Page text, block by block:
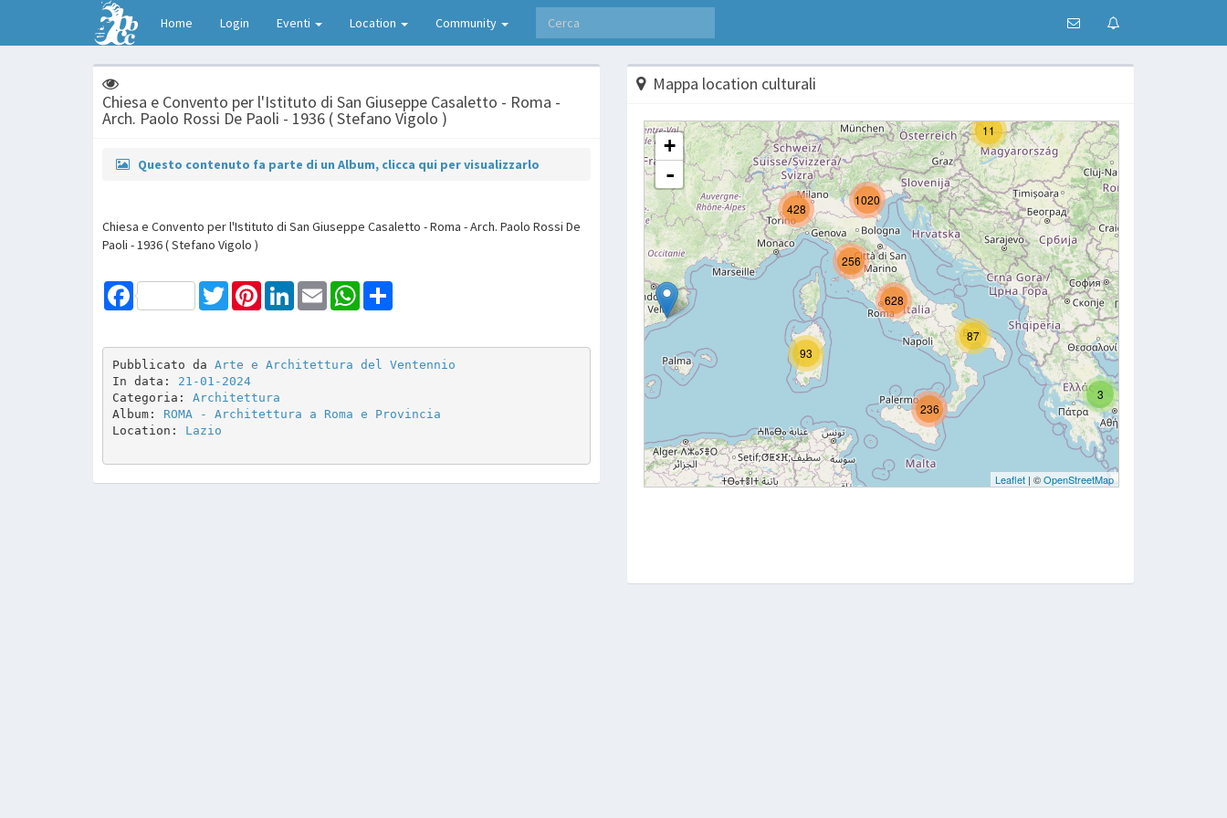
Home Login Eventi Location Community
Chiesa e Convento per l'Istituto di San Giuseppe Casaletto - Roma -
Arch. Paolo Rossi De Paoli - 1936 ( Stefano Vigolo )
Questo contenuto fa parte di un Album, clicca qui per visualizzarlo
Chiesa e Convento per l'Istituto di San Giuseppe Casaletto - Roma - Arch. Paolo Rossi De
Paoli - 1936 ( Stefano Vigolo )
Facebook TwitterPinterestLinkedInEmail WhatsApp
Pubblicato da Arte e Architettura del Ventennio
In data: 21-01-2024
Categoria: Architettura
Album: ROMA - Architettura a Roma e Provincia
Location: Lazio
Mappa location culturali